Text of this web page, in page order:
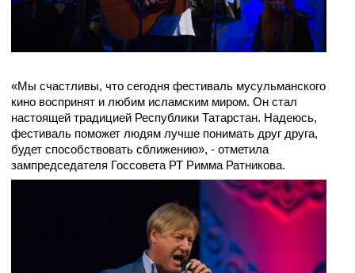
«Мы счастливы, что сегодня фестиваль мусульманского
кино воспринят и любим исламским миром. Он стал
настоящей традицией Республики Татарстан. Надеюсь,
фестиваль поможет людям лучше понимать друг друга,
будет способствовать сближению», - отметила
зампредседателя Госсовета РТ Римма Ратникова.